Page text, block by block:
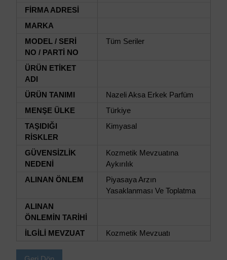
FİRMA ADRESİ
MARKA
MODEL / SERİ
NO / PARTİ NO
Tüm Seriler
ÜRÜN ETİKET
ADI
ÜRÜN TANIMI
Nazeli Aksa Erkek Parfüm
MENŞE ÜLKE
Türkiye
TAŞIDIĞI
RİSKLER
Kimyasal
GÜVENSİZLİK
NEDENİ
Kozmetik Mevzuatına
Aykırılık
ALINAN ÖNLEM
Piyasaya Arzın
Yasaklanması Ve Toplatma
ALINAN
ÖNLEMİN TARİHİ
İLGİLİ MEVZUAT
Kozmetik Mevzuatı